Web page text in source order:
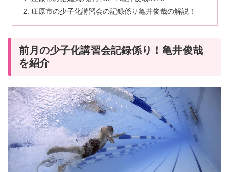
庄原市の少子化講習会の記録係り亀井俊哉の解説！
前月の少子化講習会記録係り！亀井俊哉
を紹介